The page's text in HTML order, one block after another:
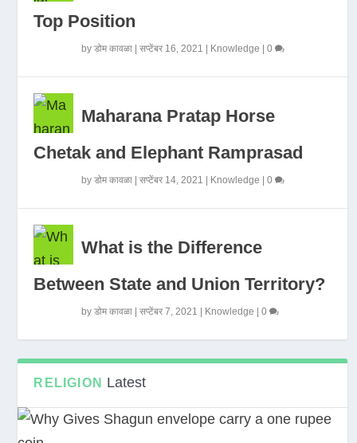
Top Position
byडोम कावळा |सप्टेंबर 16, 2021 Knowledge |0
Maharana Pratap Horse
Chetak and Elephant Ramprasad
byडोम कावळा |सप्टेंबर 14, 2021 Knowledge |0
What is the Difference
Between State and Union Territory?
byडोम कावळा |सप्टेंबर 7, 2021 Knowledge |0
RELIGION Latest